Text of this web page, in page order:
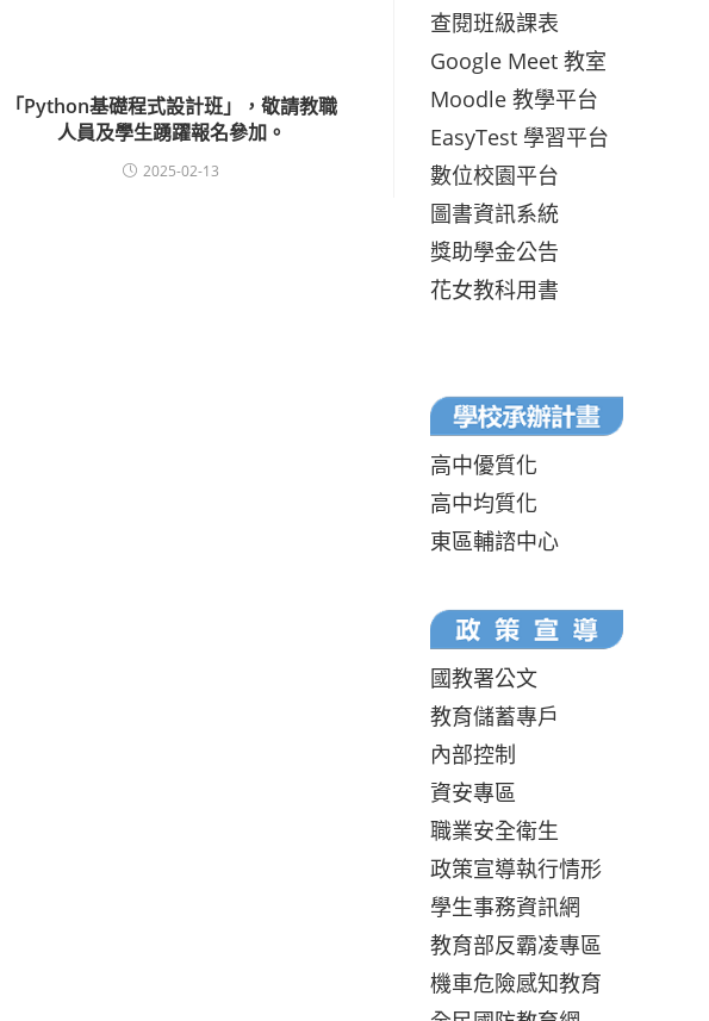
「Python基礎程式設計班」，敬請教職
人員及學生踴躍報名參加。
2025-02-13
查閱班級課表
Google Meet 教室
Moodle 教學平台
EasyTest 學習平台
數位校園平台
圖書資訊系統
獎助學金公告
花女教科用書
高中優質化
高中均質化
東區輔諮中心
國教署公文
教育儲蓄專戶
內部控制
資安專區
職業安全衛生
政策宣導執行情形
學生事務資訊網
教育部反霸凌專區
機車危險感知教育